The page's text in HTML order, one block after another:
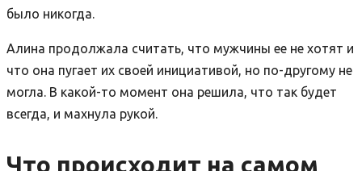
было никогда.
Алина продолжала считать, что мужчины ее не хотят и
что она пугает их своей инициативой, но по-другому не
могла. В какой-то момент она решила, что так будет
всегда, и махнула рукой.
Что происходит на самом